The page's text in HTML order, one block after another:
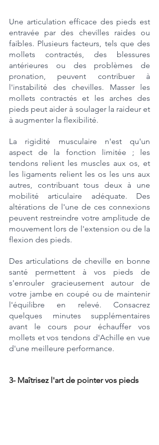
Une articulation efficace des pieds est
entravée par des chevilles raides ou
faibles. Plusieurs facteurs, tels que des
mollets contractés, des blessures
antérieures ou des problèmes de
pronation, peuvent contribuer à
l'instabilité des chevilles. Masser les
mollets contractés et les arches des
pieds peut aider à soulager la raideur et
à augmenter la flexibilité.
La rigidité musculaire n'est qu'un
aspect de la fonction limitée ; les
tendons relient les muscles aux os, et
les ligaments relient les os les uns aux
autres, contribuant tous deux à une
mobilité articulaire adéquate. Des
altérations de l'une de ces connexions
peuvent restreindre votre amplitude de
mouvement lors de l'extension ou de la
flexion des pieds.
Des articulations de cheville en bonne
santé permettent à vos pieds de
s'enrouler gracieusement autour de
votre jambe en coupé ou de maintenir
l'équilibre en relevé. Consacrez
quelques minutes supplémentaires
avant le cours pour échauffer vos
mollets et vos tendons d'Achille en vue
d'une meilleure performance.
3- Maîtrisez l'art de pointer vos pieds